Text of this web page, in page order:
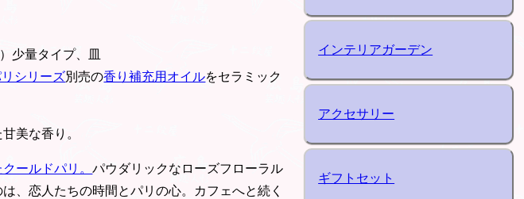
少量タイプ、皿
シリーズ別売の香り補充用オイルをセラミック
美な香り。
ールドパリ。パウダリックなローズフローラル
、恋人たちの時間とパリの心。カフェへと続く
インテリアガーデン
アクセサリー
ギフトセット